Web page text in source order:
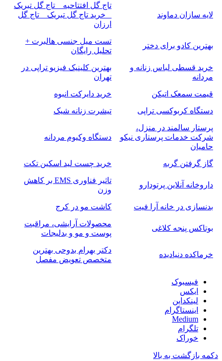
لایه سازان دماوند
تاج گل افتتاحیه _ تاج گل تبریک
_ خرید تاج گل تبریک _ تاج گل
ارزان
بهترین کادو برای دختر
تست میل جنسی هالبرت +
تحلیل رایگان
خرید قسطی لباس زنانه و
مردانه
بهترین کلینیک فیزیو تراپی در
تهران
قیمت سمعک اتیکن
خرید دایرکت انبوه
دستگاه کربوکسی تراپی
تیشرت زنانه شیک
پرستار سالمند در منزل،
شرکت خدمات پرستاری نیکو
حامیان
دستگاه وکیوم مردانه
گاز گرفتن گربه خرید چست لید اسکین تکت
داروخانه آنلاین پرتودارو
تاثیر فناوری EMS بر کاهش
وزن
بدنسازی در خانه آرا فیت
کاشت مو در کرج
بوتاکس پنجه کلاغی
محصولات آرایشی، مراقبت
پوست و مو و بدلیجات
خرماکده دنیادیده
دکتر بهرام بدوحی بهترین
متخصص تعویض مفصل
فیسبوک
ایکس
لینکداین
اینستاگرام
Medium
تلگرام
خوراک
دکمه بازگشت به بالا